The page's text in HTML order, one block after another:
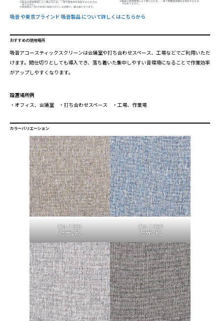
吸音 や東京ブラインド 吸音製品 について詳しくはこちらから
おすすめの使用場所
吸音アコースティックスクリーンは会議室や打ち合わせスペース、工場などでご利用いただ
けます。間仕切りとしても導入でき、落ち着いた集中しやすい音環境になることで作業効率
がアップしやすくなります。
設置場所例
・オフィス、会議室 ・打ち合わせスペース ・工場、作業場
カラーバリエーション
CM-1001
遮光2級
CM-1002
遮光2級